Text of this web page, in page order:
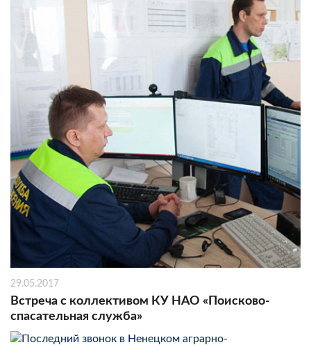
29.05.2017
Встреча с коллективом КУ НАО «Поисково-
спасательная служба»